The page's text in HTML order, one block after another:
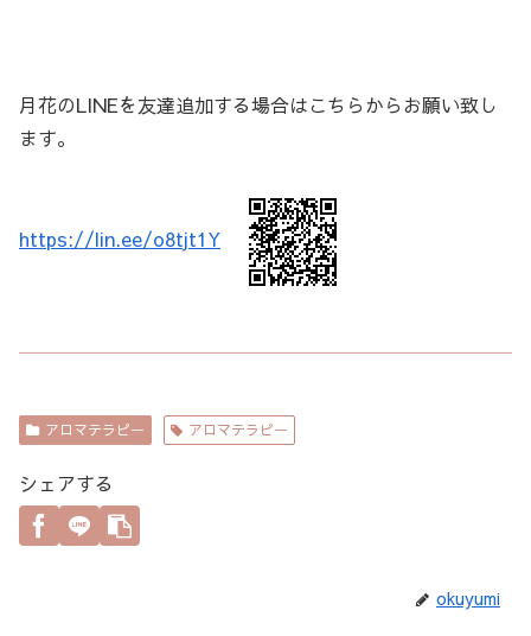
月花のLINEを友達追加する場合はこちらからお願い致し
ます。
https://lin.ee/o8tjt1Y
アロマテラピー アロマテラピー
シェアする
okuyumi